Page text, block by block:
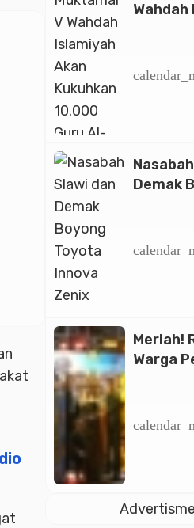
Akan
10.000
Qur’an
Demak
Toyota
Zenix
Undian
Bima
Meriah!
Warga
2026